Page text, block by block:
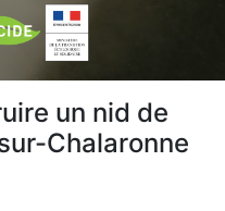
un nid de
Chalaronne